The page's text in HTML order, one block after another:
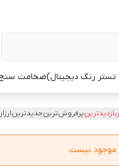
رنگ دیجیتال)ضخامت سنج
پرفروش‌ترینجدیدترین
موجود نیست